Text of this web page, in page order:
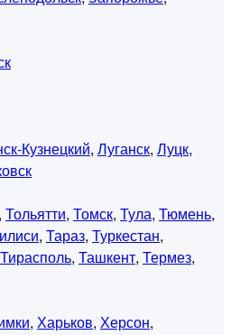
Кузнецкий, Луганск, Луцк,
, Тольятти, Томск, Тула, Тюмень,
, Тараз, Туркестан,
Тирасполь, Ташкент, Термез,
, Харьков, Херсон,